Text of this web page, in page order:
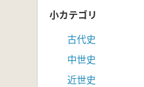
小カテゴリ
古代史
中世史
近世史